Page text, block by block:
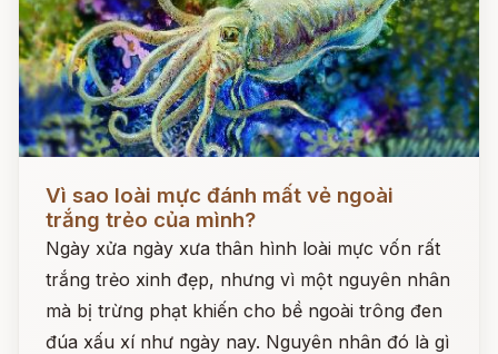
Vì sao loài mực đánh mất vẻ ngoài
trắng trẻo của mình?
Ngày xửa ngày xưa thân hình loài mực vốn rất
trắng trẻo xinh đẹp, nhưng vì một nguyên nhân
mà bị trừng phạt khiến cho bề ngoài trông đen
đúa xấu xí như ngày nay. Nguyên nhân đó là gì